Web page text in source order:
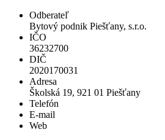
Odberateľ
Bytový podnik Piešťany, s.r.o.
IČO
36232700
DIČ
2020170031
Adresa
Školská 19, 921 01 Piešťany
Telefón
E-mail
Web